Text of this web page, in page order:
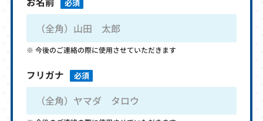
必須
今後のご連絡の際に使用させていただきます
フリガナ 必須